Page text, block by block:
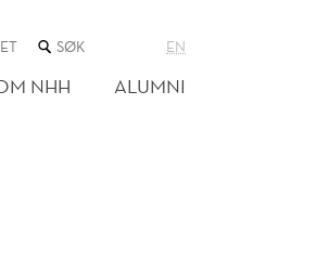
SØK
NETTSTEDET
EN
NHH ALUMNI